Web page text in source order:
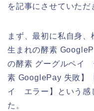
を記事にさせていただ
まず、最初に私自身
生まれの酵素
の酵素 グーグルペイ
素 GooglePay 失敗】
イ エラー】という感
た。